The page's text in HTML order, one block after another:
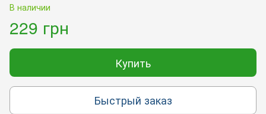
В наличии
229 грн
Купить
Быстрый заказ